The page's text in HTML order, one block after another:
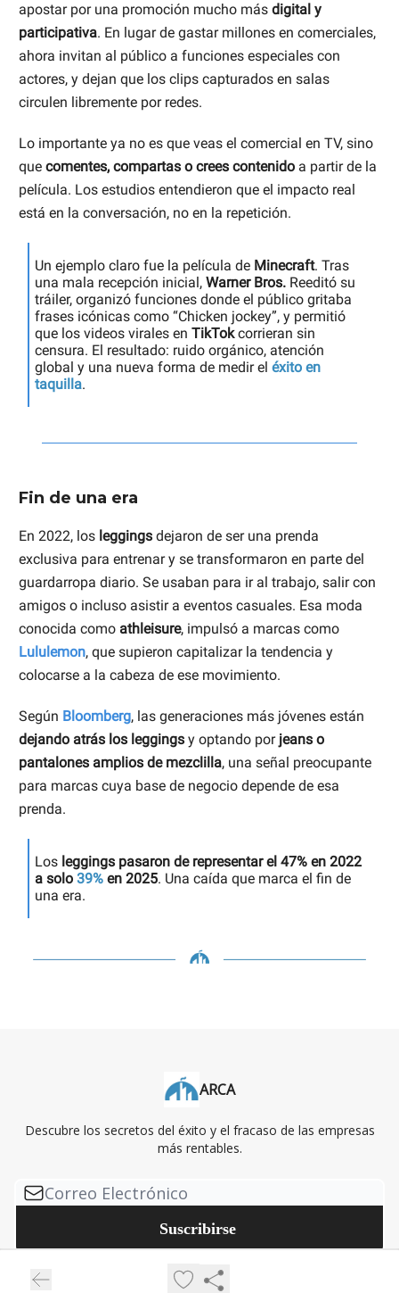
apostar por una promoción mucho más digital y
participativa. En lugar de gastar millones en comerciales,
ahora invitan al público a funciones especiales con
actores, y dejan que los clips capturados en salas
circulen libremente por redes.
Lo importante ya no es que veas el comercial en TV, sino
que comentes, compartas o crees contenido a partir de la
película. Los estudios entendieron que el impacto real
está en la conversación, no en la repetición.
Un ejemplo claro fue la película de Minecraft. Tras
una mala recepción inicial, Warner Bros. Reeditó su
tráiler, organizó funciones donde el público gritaba
frases icónicas como “Chicken jockey”, y permitió
que los videos virales en TikTokcorrieran sin
censura. El resultado: ruido orgánico, atención
global y una nueva forma de medir el éxito en
taquilla.
Fin de una era
En 2022, los leggings dejaron de ser una prenda
exclusiva para entrenar y se transformaron en parte del
guardarropa diario. Se usaban para ir al trabajo, salir con
amigos o incluso asistir a eventos casuales. Esa moda
conocida como athleisure, impulsó a marcas como
Lululemon, que supieron capitalizar la tendencia y
colocarse a la cabeza de ese movimiento.
Según Bloomberg, las generaciones más jóvenes están
dejando atrás los leggings y optando por jeans o
pantalones amplios de mezclilla, una señal preocupante
para marcas cuya base de negocio depende de esa
prenda.
Los leggings pasaron de representar el 47% en 2022
a solo 39% en 2025. Una caída que marca el fin de
una era.
ARCA
Descubre los secretos del éxito y el fracaso de las empresas
más rentables.
Privacy policy
Terms of use